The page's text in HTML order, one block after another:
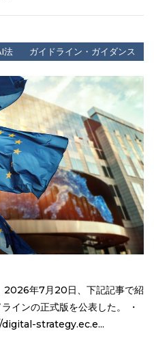
法 ガイドライン・ガイダンス
2026年7月20日、下記記事で紹
インの正式版を公表した。 ・
digital-strategy.ec.e...